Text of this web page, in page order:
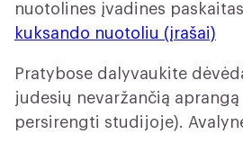
nuotolines įvadines
kuksando nuotoliu (įrašai)
Pratybose dalyvaukite
judesių nevaržančią
persirengti studijoje).